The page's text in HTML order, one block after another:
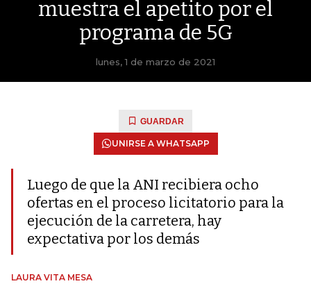
muestra el apetito por el
programa de 5G
lunes, 1 de marzo de 2021
GUARDAR
UNIRSE A WHATSAPP
Luego de que la ANI recibiera ocho
ofertas en el proceso licitatorio para la
ejecución de la carretera, hay
expectativa por los demás
LAURA VITA MESA